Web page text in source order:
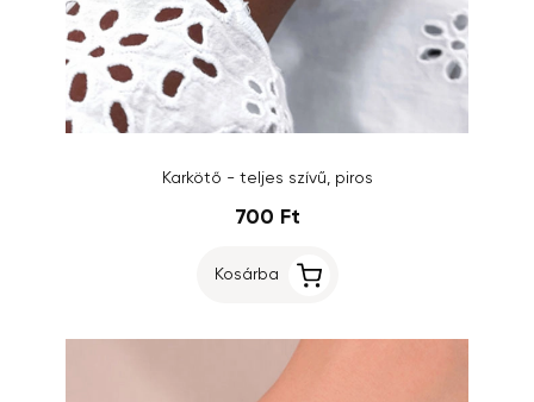
Karkötő - teljes szívű, piros
700 Ft
Kosárba